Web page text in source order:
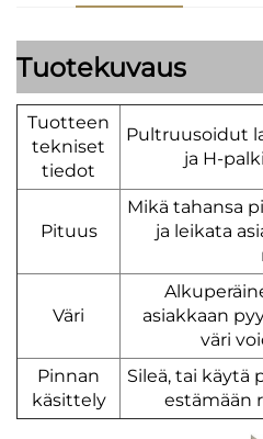
Tuotekuvaus
Tuotteen
tekniset
tiedot
Pultruusoidut
ja H-
Pituus
Mikä tahansa
ja leikata
Väri
asiakkaan
väri
Pinnan
käsittely
Sileä, tai käytä
estämään